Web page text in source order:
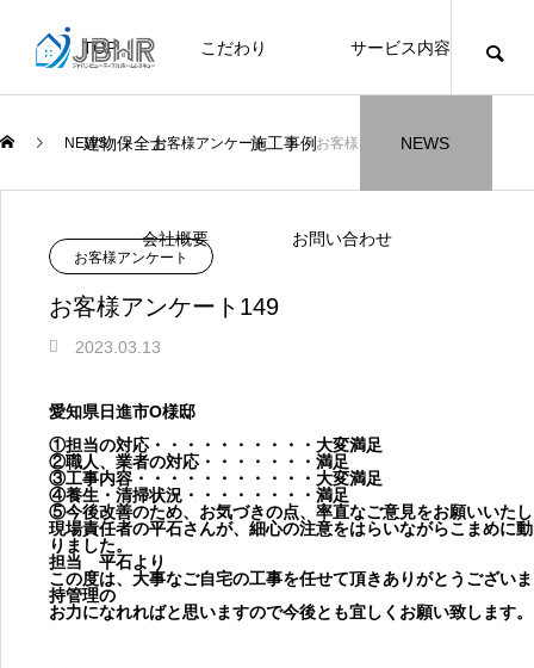
TOP こだわり サービス内容
建物保全士 施工事例 NEWS
会社概要 お問い合わせ
になります。
ニュース ブログ
NEW
お盆に伴う休業のお知らせ
2026.07.30
髪型自由
川崎市でリノベーションを検討する方
へ｜後悔しない計画の立て方と相談先
の選び方
2026.07.01
NEW
2021.04.25
お客様アンケート405
2026.01.25
NEW
藤沢市でリノベーションを検討する方
へ｜費用・進め方・会社選びのポイン
2026.08.01
川崎市でリノベーションを検討する方
へ｜後悔しない計画の立て方と相談先
の選び方
2026.07.01
NEW
2021.04.25
クーリング・オフ手続きのお知らせ
2024.04.26
NEWS お客様アンケート お客様アンケート149
お客様アンケート
お客様アンケート149
2023.03.13
愛知県日進市O様邸
①担当の対応・・・・・・・・・・大変満足
②職人、業者の対応・・・・・・・満足
③工事内容・・・・・・・・・・・大変満足
④養生・清掃状況・・・・・・・・満足
⑤今後改善のため、お気づきの点、率直なご意見をお願いいた
現場責任者の平石さんが、細心の注意をはらいながらこまめに
りました。
担当 平石より
この度は、大事なご自宅の工事を任せて頂きありがとうござい
持管理の
お力になれればと思いますので今後とも宜しくお願い致します。